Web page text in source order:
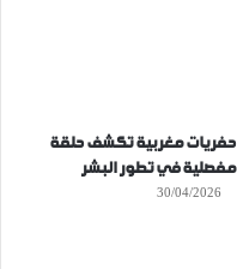
حفريات مغربية تكشف حلقة
مفصلية في تطور البشر
30/04/2026